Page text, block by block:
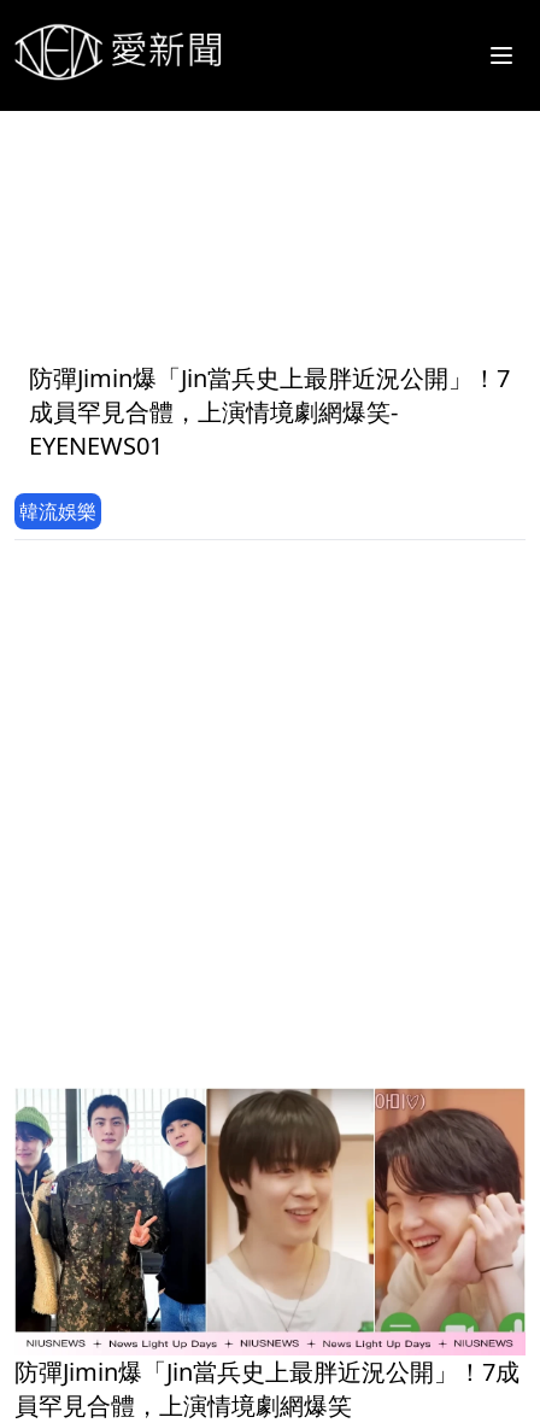
防彈Jimin爆「Jin當兵史上最胖近況公開」！7
成員罕見合體，上演情境劇網爆笑-
EYENEWS01
韓流娛樂
防彈Jimin爆「Jin當兵史上最胖近況公開」！7成
員罕見合體，上演情境劇網爆笑